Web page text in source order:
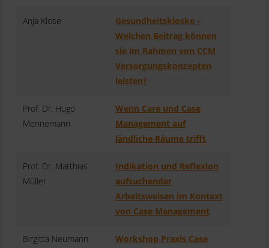
Anja Klose
Gesundheitskioske –
Welchen Beitrag können
sie im Rahmen von CCM
Versorgungskonzepten
leisten?
Prof. Dr. Hugo
Mennemann
Wenn Care und Case
Management auf
ländliche Räume trifft
Prof. Dr. Matthias
Müller
Indikation und Reflexion
aufsuchender
Arbeitsweisen im Kontext
von Case Management
Birgitta Neumann
Workshop Praxis Case